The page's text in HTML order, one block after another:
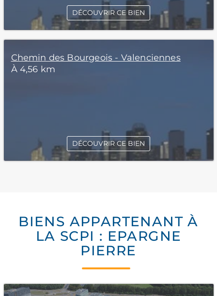
DÉCOUVRIR CE BIEN
Chemin des Bourgeois - Valenciennes
À 4,56 km
DÉCOUVRIR CE BIEN
BIENS APPARTENANT À
LA SCPI : EPARGNE
PIERRE